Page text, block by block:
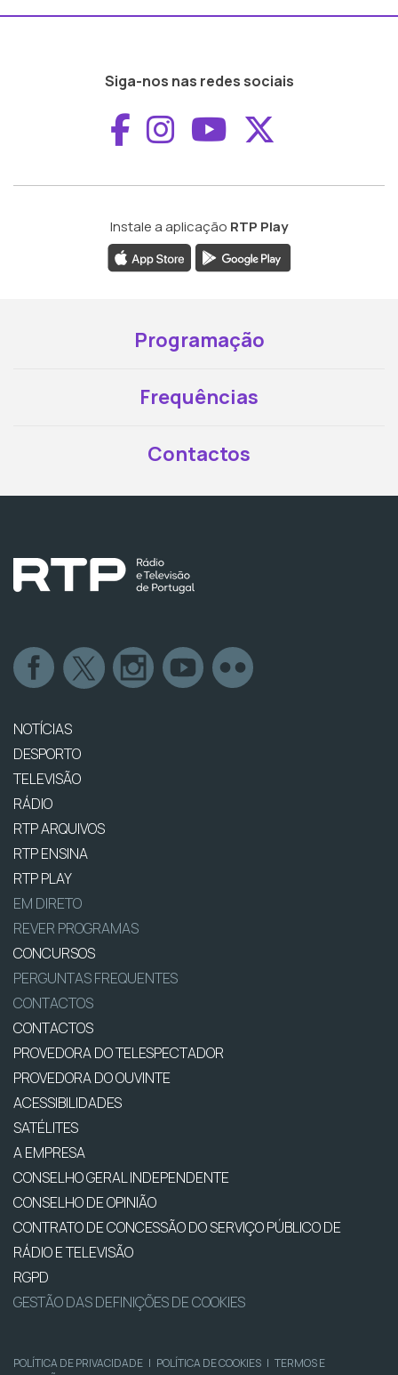
Siga-nos nas redes sociais
Aceder ao
Aceder ao
Aceder ao
Instale a aplicação RTP Play
Programação
Frequências
Contactos
NOTÍCIAS
DESPORTO
TELEVISÃO
RÁDIO
RTP ARQUIVOS
RTP ENSINA
RTP PLAY
EM DIRETO
REVER PROGRAMAS
CONCURSOS
PERGUNTAS FREQUENTES
CONTACTOS
CONTACTOS
PROVEDORA DO TELESPECTADOR
PROVEDORA DO OUVINTE
ACESSIBILIDADES
SATÉLITES
A EMPRESA
CONSELHO GERAL INDEPENDENTE
CONSELHO DE OPINIÃO
CONTRATO DE CONCESSÃO DO SERVIÇO PÚBLICO DE
RÁDIO E TELEVISÃO
RGPD
GESTÃO DAS DEFINIÇÕES DE COOKIES
POLÍTICA DE PRIVACIDADE | POLÍTICA DE COOKIES | TERMOS E